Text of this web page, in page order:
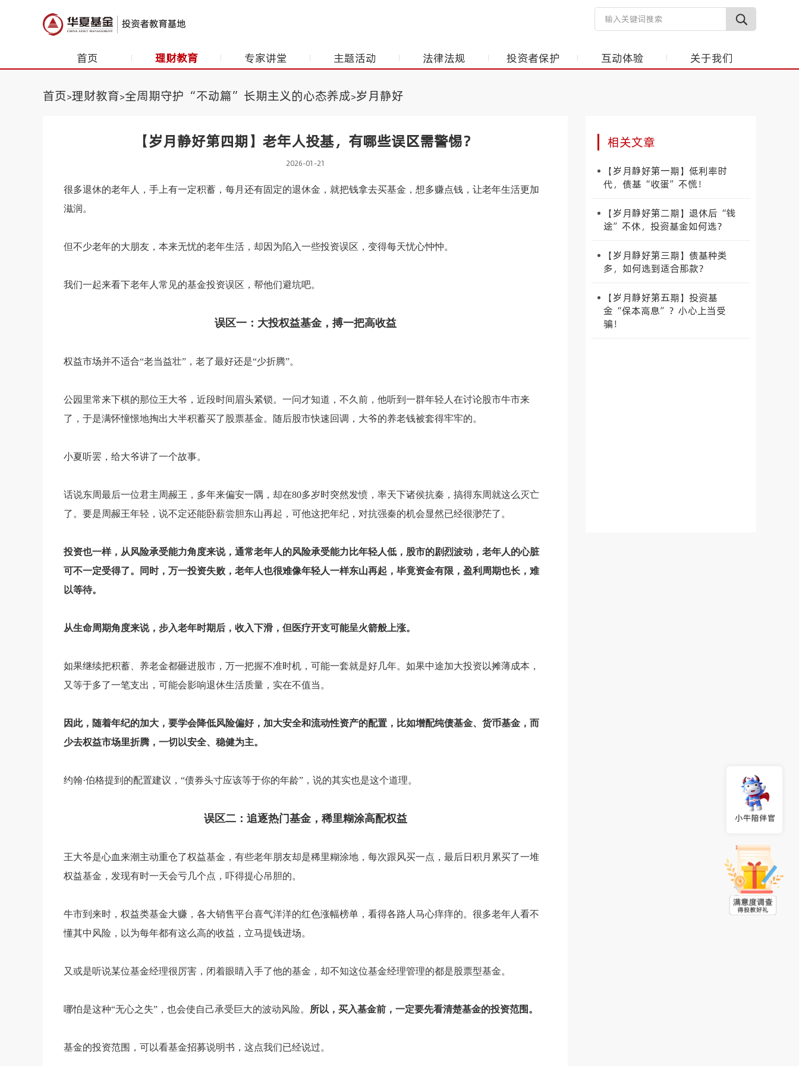
首页 理财教育 专家讲堂 主题活动 法律法规 投资者保护 互动体验 关于我们
首页>理财教育>全周期守护“不动篇”长期主义的心态养成>岁月静好
【岁月静好第四期】老年人投基，有哪些误区需警惕？
2026-01-21
很多退休的老年人，手上有一定积蓄，每月还有固定的退休金，就把钱拿去买基金，想多赚点钱，让老年生活更加
滋润。
但不少老年的大朋友，本来无忧的老年生活，却因为陷入一些投资误区，变得每天忧心忡忡。
我们一起来看下老年人常见的基金投资误区，帮他们避坑吧。
误区一：大投权益基金，搏一把高收益
权益市场并不适合“老当益壮”，老了最好还是“少折腾”。
公园里常来下棋的那位王大爷，近段时间眉头紧锁。一问才知道，不久前，他听到一群年轻人在讨论股市牛市来
了，于是满怀憧憬地掏出大半积蓄买了股票基金。随后股市快速回调，大爷的养老钱被套得牢牢的。
小夏听罢，给大爷讲了一个故事。
话说东周最后一位君主周赧王，多年来偏安一隅，却在80多岁时突然发愤，率天下诸侯抗秦，搞得东周就这么灭亡
了。要是周赧王年轻，说不定还能卧薪尝胆东山再起，可他这把年纪，对抗强秦的机会显然已经很渺茫了。
投资也一样，从风险承受能力角度来说，通常老年人的风险承受能力比年轻人低，股市的剧烈波动，老年人的心脏
可不一定受得了。同时，万一投资失败，老年人也很难像年轻人一样东山再起，毕竟资金有限，盈利周期也长，难
以等待。
从生命周期角度来说，步入老年时期后，收入下滑，但医疗开支可能呈火箭般上涨。
如果继续把积蓄、养老金都砸进股市，万一把握不准时机，可能一套就是好几年。如果中途加大投资以摊薄成本，
又等于多了一笔支出，可能会影响退休生活质量，实在不值当。
因此，随着年纪的加大，要学会降低风险偏好，加大安全和流动性资产的配置，比如增配纯债基金、货币基金，而
少去权益市场里折腾，一切以安全、稳健为主。
约翰·伯格提到的配置建议，“债券头寸应该等于你的年龄”，说的其实也是这个道理。
误区二：追逐热门基金，稀里糊涂高配权益
王大爷是心血来潮主动重仓了权益基金，有些老年朋友却是稀里糊涂地，每次跟风买一点，最后日积月累买了一堆
权益基金，发现有时一天会亏几个点，吓得提心吊胆的。
牛市到来时，权益类基金大赚，各大销售平台喜气洋洋的红色涨幅榜单，看得各路人马心痒痒的。很多老年人看不
懂其中风险，以为每年都有这么高的收益，立马提钱进场。
又或是听说某位基金经理很厉害，闭着眼睛入手了他的基金，却不知这位基金经理管理的都是股票型基金。
哪怕是这种“无心之失”，也会使自己承受巨大的波动风险。 所以，买入基金前，一定要先看清楚基金的投资范围。
基金的投资范围，可以看基金招募说明书，这点我们已经说过。
相关文章
【岁月静好第一期】低利率时
代，债基“收蛋”不慌！
【岁月静好第二期】退休后“钱
途”不休，投资基金如何选？
【岁月静好第三期】债基种类
多，如何选到适合那款？
【岁月静好第五期】投资基
金“保本高息”？小心上当受
骗！